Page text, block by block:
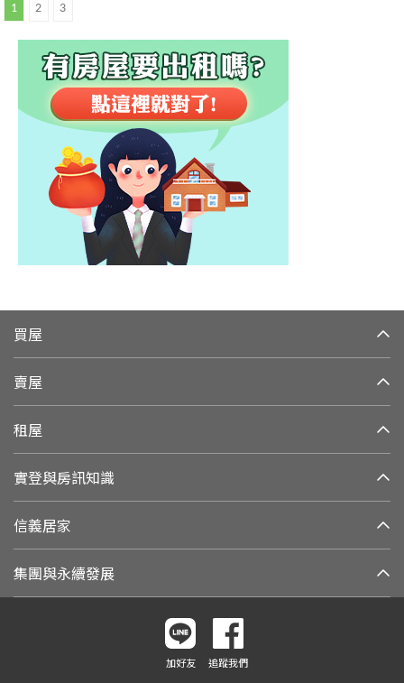
1 2 3
買屋
賣屋
租屋
實登與房訊知識
信義居家
集團與永續發展
加好友 追蹤我們